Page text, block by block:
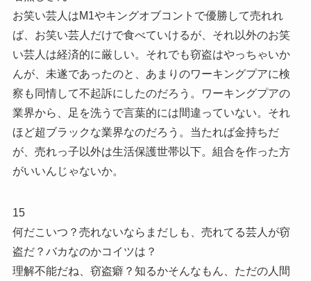
お笑い芸人はM1やキングオブコントで優勝して売れれ
ば、お笑い芸人だけで食べていけるが、それ以外のお笑
い芸人は経済的に厳しい。それでも窃盗はやっちゃいか
んが、未遂であったのと、あまりのワーキングプアに検
察も同情して不起訴にしたのだろう。ワーキングプアの
業界から、足を洗うで言葉的には間違っていない。それ
ほど超ブラックな業界なのだろう。当たれば金持ちだ
が、売れっ子以外は生活保護世帯以下。組合を作った方
がいいんじゃないか。
15
何だこいつ？売れないならまだしも、売れてる芸人が窃
盗だ？バカなのかコイツは？
理解不能だね、窃盗癖？知るかそんなもん、ただの人間